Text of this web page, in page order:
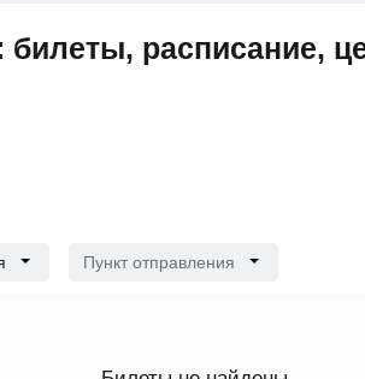
расписание,
Пункт отправления